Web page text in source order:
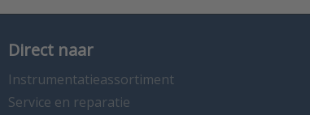
Direct naar
Instrumentatieassortiment
Service en reparatie